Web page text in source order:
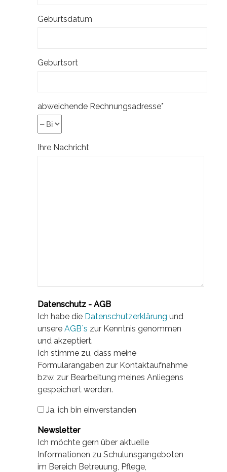
Geburtsdatum
Geburtsort
abweichende Rechnungsadresse*
Ihre Nachricht
Datenschutz - AGB
Ich habe die Datenschutzerklärung und
unsere AGB´s zur Kenntnis genommen
und akzeptiert.
Ich stimme zu, dass meine
Formularangaben zur Kontaktaufnahme
bzw. zur Bearbeitung meines Anliegens
gespeichert werden.
Ja, ich bin einverstanden
Newsletter
Ich möchte gern über aktuelle
Informationen zu Schulunsgangeboten
im Bereich Betreuung, Pflege,